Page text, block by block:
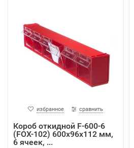
избранное сравнить
Короб откидной F-600-6
(FOX-102) 600х96х112 мм,
6 ячеек, ...